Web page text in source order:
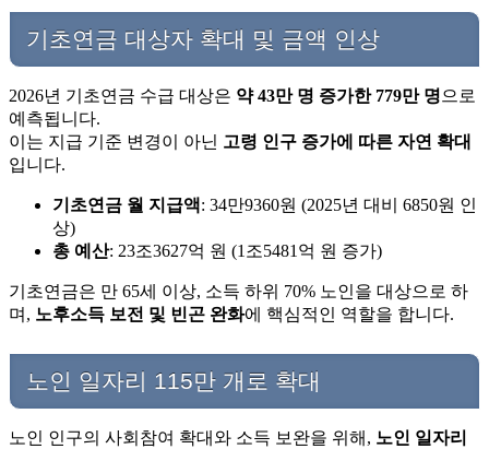
기초연금 대상자 확대 및 금액 인상
2026년 기초연금 수급 대상은 약 43만 명 증가한 779만 명으로
예측됩니다.
이는 지급 기준 변경이 아닌 고령 인구 증가에 따른 자연 확대
입니다.
기초연금 월 지급액: 34만9360원 (2025년 대비 6850원 인
상)
총 예산: 23조3627억 원 (1조5481억 원 증가)
기초연금은 만 65세 이상, 소득 하위 70% 노인을 대상으로 하
며, 노후소득 보전 및 빈곤 완화에 핵심적인 역할을 합니다.
노인 일자리 115만 개로 확대
노인 인구의 사회참여 확대와 소득 보완을 위해, 노인 일자리